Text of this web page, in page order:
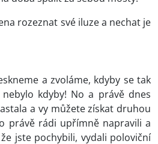
rozeznat své iluze a nechat je
a zvoláme, kdyby se tak
kdyby! No a právě dnes
a vy můžete získat druhou
právě rádi upřímně napravili a
jste pochybili, vydali poloviční